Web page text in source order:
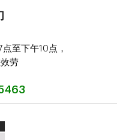
至下午10点，
劳